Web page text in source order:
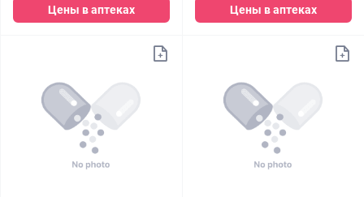
Цены в аптеках Цены в аптеках